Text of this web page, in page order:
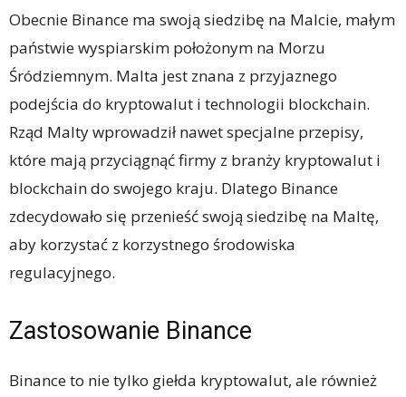
Obecnie Binance ma swoją siedzibę na Malcie, małym
państwie wyspiarskim położonym na Morzu
Śródziemnym. Malta jest znana z przyjaznego
podejścia do kryptowalut i technologii blockchain.
Rząd Malty wprowadził nawet specjalne przepisy,
które mają przyciągnąć firmy z branży kryptowalut i
blockchain do swojego kraju. Dlatego Binance
zdecydowało się przenieść swoją siedzibę na Maltę,
aby korzystać z korzystnego środowiska
regulacyjnego.
Zastosowanie Binance
Binance to nie tylko giełda kryptowalut, ale również